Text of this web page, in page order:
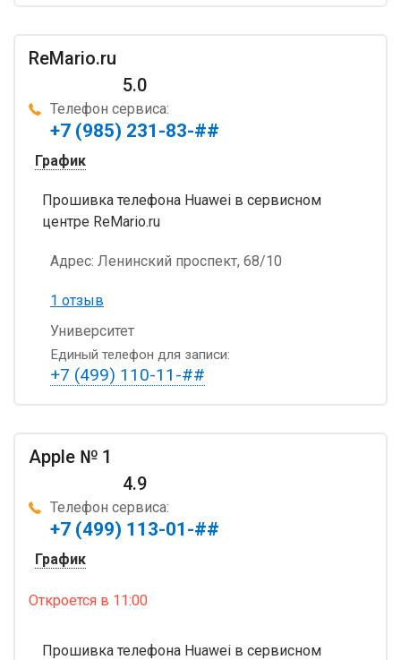
ReMario.ru
5.0
Телефон сервиса:
+7 (985) 231-83-##
График
Прошивка телефона Huawei в сервисном
центре ReMario.ru
Адрес: Ленинский проспект, 68/10
1 отзыв
Университет
Единый телефон для записи:
+7 (499) 110-11-##
Apple № 1
4.9
Телефон сервиса:
+7 (499) 113-01-##
График
Откроется в 11:00
Прошивка телефона Huawei в сервисном